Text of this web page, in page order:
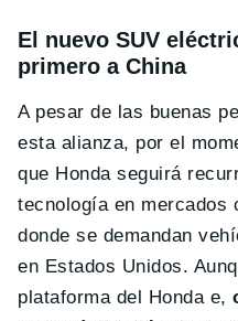
El nuevo SUV
primero a China
A pesar de las buenas
esta alianza, por el
que Honda seguirá
tecnología en mercados
donde se demandan
en Estados Unidos.
plataforma del Honda e,